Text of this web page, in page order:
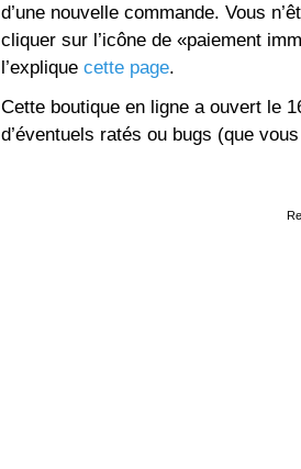
d’une nouvelle commande. Vous
cliquer sur l’icône de «paiement
l’explique cette page.
Cette boutique en ligne a ouvert le
d’éventuels ratés ou bugs (que